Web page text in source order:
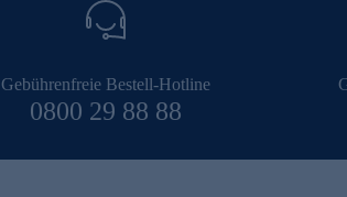
Gebührenfreie Bestell-Hotline
0800 29 88 88